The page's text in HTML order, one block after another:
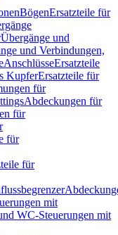
BögenErsatzteile für
Übergänge und
und Verbindungen,
AnschlüsseErsatzteile
KupferErsatzteile für
für
Abdeckungen für
für
für
für
mit
WC-Steuerungen mit